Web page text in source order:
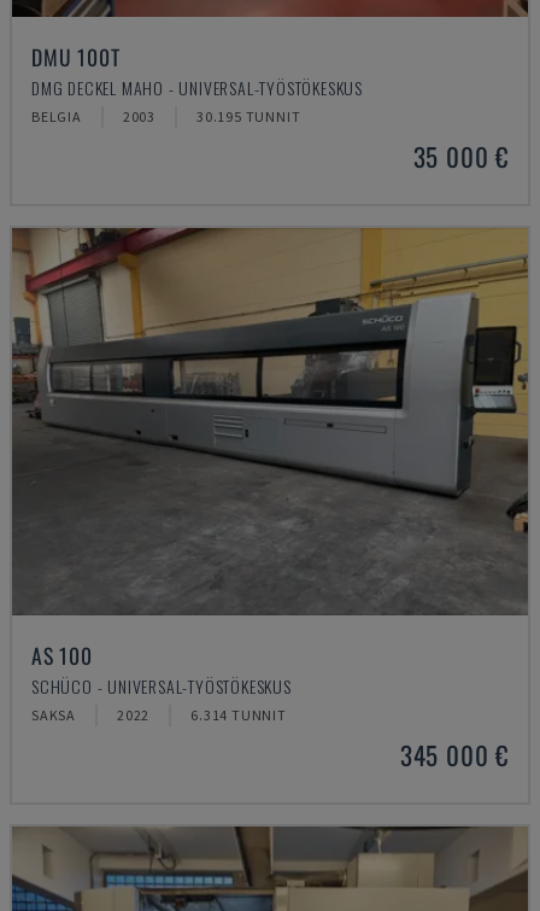
DMU 100T
DMG DECKEL MAHO - UNIVERSAL-TYÖSTÖKESKUS
BELGIA 2003 30.195 TUNNIT
35 000 €
AS 100
SCHÜCO - UNIVERSAL-TYÖSTÖKESKUS
SAKSA 2022 6.314 TUNNIT
345 000 €